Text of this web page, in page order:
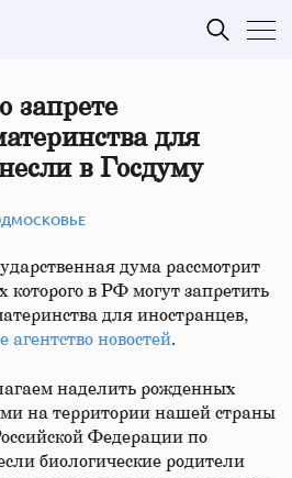
запрете
для
в Госдуму
дума рассмотрит
которого в РФ могут запретить
для иностранцев,
агентство новостей.
наделить рожденных
на территории нашей страны
Федерации по
биологические родители